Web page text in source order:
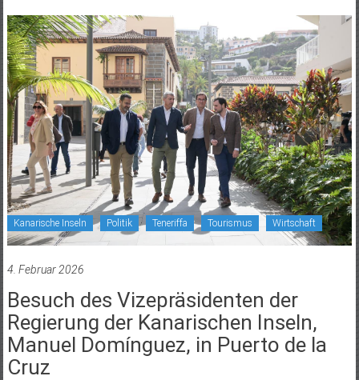
Kanarische Inseln Politik Teneriffa Tourismus Wirtschaft
4. Februar 2026
Besuch des Vizepräsidenten der
Regierung der Kanarischen Inseln,
Manuel Domínguez, in Puerto de la
Cruz